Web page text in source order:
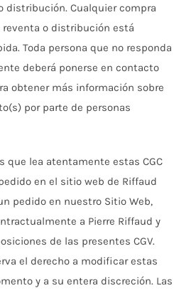
distribución. Cualquier compra
reventa o distribución está
Toda persona que no responda
deberá ponerse en contacto
obtener más información sobre
por parte de personas
que lea atentamente estas CGC
en el sitio web de Riffaud
pedido en nuestro Sitio Web,
a Pierre Riffaud y
de las presentes CGV.
el derecho a modificar estas
y a su entera discreción. Las